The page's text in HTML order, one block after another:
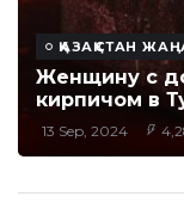
ҚАЗАҚСТАН
Женщину с
кирпичом в
13 Sep, 2024